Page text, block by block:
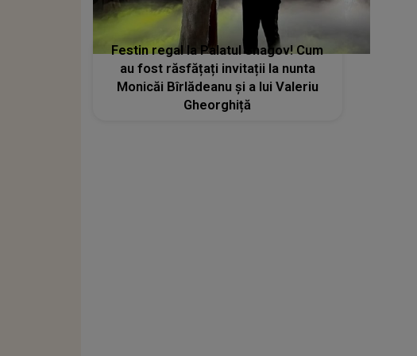
Festin regal la Palatul Snagov! Cum
au fost răsfățați invitații la nunta
Monicăi Bîrlădeanu și a lui Valeriu
Gheorghiță